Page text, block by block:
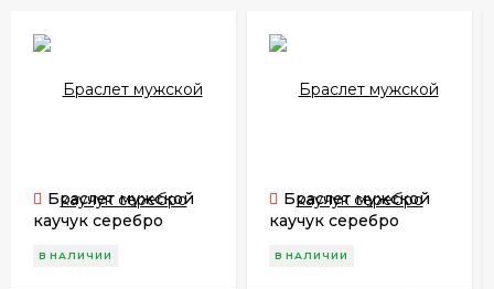
Браслет мужской
каучук серебро
В НАЛИЧИИ
Браслет мужской
каучук серебро
В НАЛИЧИИ